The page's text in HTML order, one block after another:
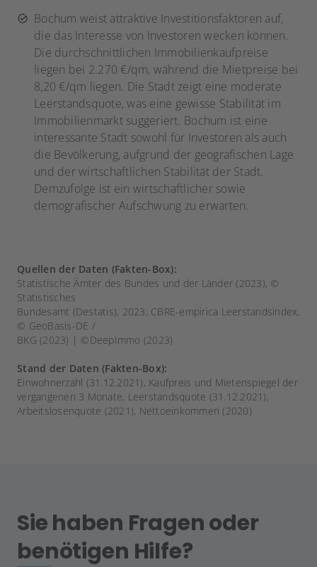
Bochum weist attraktive Investitionsfaktoren auf,
die das Interesse von Investoren wecken können.
Die durchschnittlichen Immobilienkaufpreise
liegen bei 2.270 €/qm, während die Mietpreise bei
8,20 €/qm liegen. Die Stadt zeigt eine moderate
Leerstandsquote, was eine gewisse Stabilität im
Immobilienmarkt suggeriert. Bochum ist eine
interessante Stadt sowohl für Investoren als auch
die Bevölkerung, aufgrund der geografischen Lage
und der wirtschaftlichen Stabilität der Stadt.
Demzufolge ist ein wirtschaftlicher sowie
demografischer Aufschwung zu erwarten.
Quellen der Daten (Fakten-Box):
Statistische Ämter des Bundes und der Länder (2023), ©
Statistisches
Bundesamt (Destatis), 2023, CBRE-empirica Leerstandsindex,
© GeoBasis-DE /
BKG (2023) | ©DeepImmo (2023)
Stand der Daten (Fakten-Box):
Einwohnerzahl (31.12.2021), Kaufpreis und Mietenspiegel der
vergangenen 3 Monate, Leerstandsquote (31.12.2021),
Arbeitslosenquote (2021), Nettoeinkommen (2020)
Sie haben Fragen oder
benötigen Hilfe?